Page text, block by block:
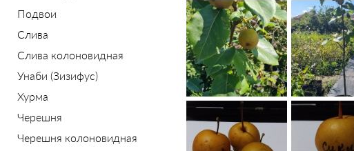
Подвои
Слива
Слива колоновидная
Унаби (Зизифус)
Хурма
Черешня
Черешня колоновидная